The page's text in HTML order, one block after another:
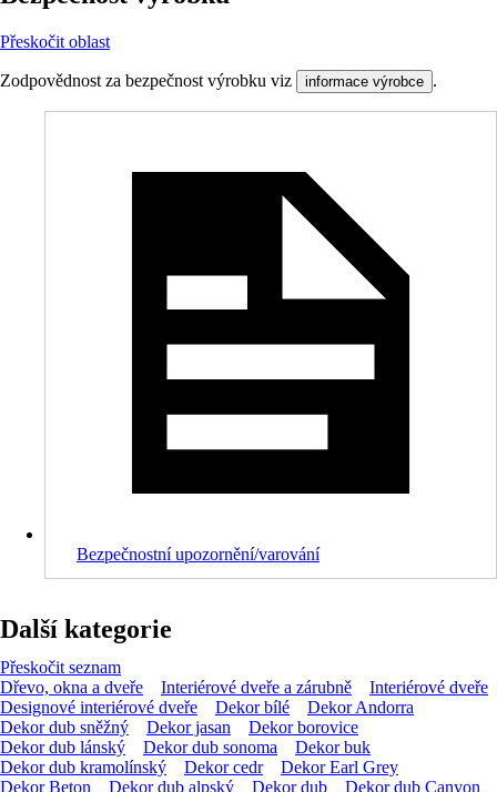
Přeskočit oblast
Zodpovědnost za bezpečnost výrobku viz informace výrobce .
Bezpečnostní upozornění/varování
Další kategorie
Přeskočit seznam
Dřevo, okna a dveře
Interiérové dveře a zárubně
Interiérové dveře
Designové interiérové dveře
Dekor bílé
Dekor Andorra
Dekor dub sněžný
Dekor jasan
Dekor borovice
Dekor dub lánský
Dekor dub sonoma
Dekor buk
Dekor dub kramolínský
Dekor cedr
Dekor Earl Grey
Dekor Beton
Dekor dub alpský Dekor dub
Dekor dub Canyon